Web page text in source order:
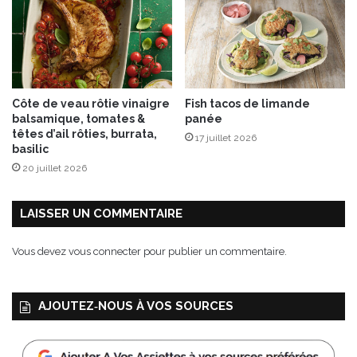
x
É
d
i
t
o
T
r
e
Côte de veau rôtie vinaigre
balsamique, tomates &
têtes d’ail rôties, burrata,
basilic
20 juillet 2026
Fish tacos de limande
panée
17 juillet 2026
LAISSER UN COMMENTAIRE
Vous devez vous connecter pour publier un commentaire.
AJOUTEZ‑NOUS À VOS SOURCES